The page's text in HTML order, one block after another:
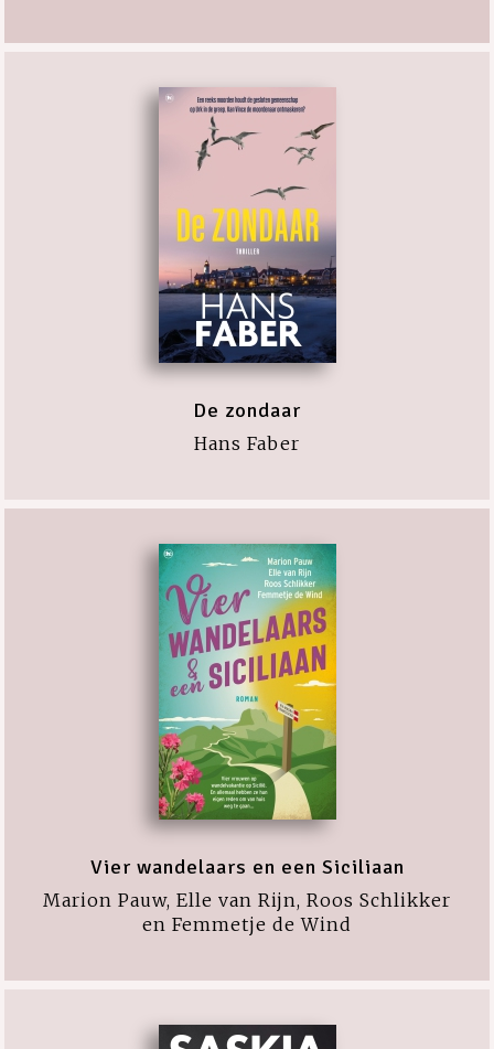
De zondaar
Hans Faber
Vier wandelaars en een Siciliaan
Marion Pauw, Elle van Rijn, Roos Schlikker
en Femmetje de Wind